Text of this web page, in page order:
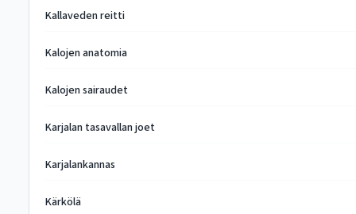
Kallaveden reitti
Kalojen anatomia
Kalojen sairaudet
Karjalan tasavallan joet
Karjalankannas
Kärkölä